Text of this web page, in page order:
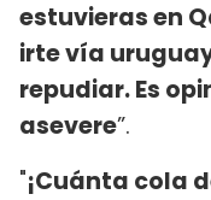
estuvieras en
irte vía
repudiar. Es
asevere”.
"¡Cuánta cola